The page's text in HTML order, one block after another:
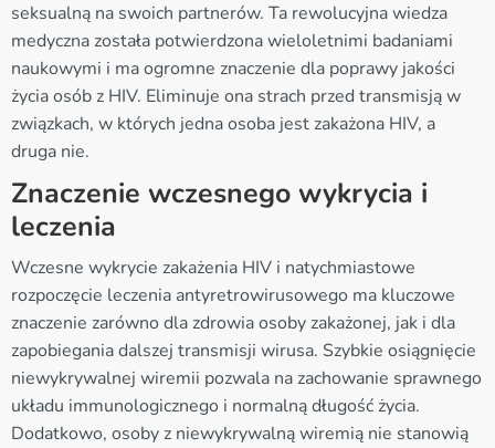
seksualną na swoich partnerów. Ta rewolucyjna wiedza
medyczna została potwierdzona wieloletnimi badaniami
naukowymi i ma ogromne znaczenie dla poprawy jakości
życia osób z HIV. Eliminuje ona strach przed transmisją w
związkach, w których jedna osoba jest zakażona HIV, a
druga nie.
Znaczenie wczesnego wykrycia i
leczenia
Wczesne wykrycie zakażenia HIV i natychmiastowe
rozpoczęcie leczenia antyretrowirusowego ma kluczowe
znaczenie zarówno dla zdrowia osoby zakażonej, jak i dla
zapobiegania dalszej transmisji wirusa. Szybkie osiągnięcie
niewykrywalnej wiremii pozwala na zachowanie sprawnego
układu immunologicznego i normalną długość życia.
Dodatkowo, osoby z niewykrywalną wiremią nie stanowią